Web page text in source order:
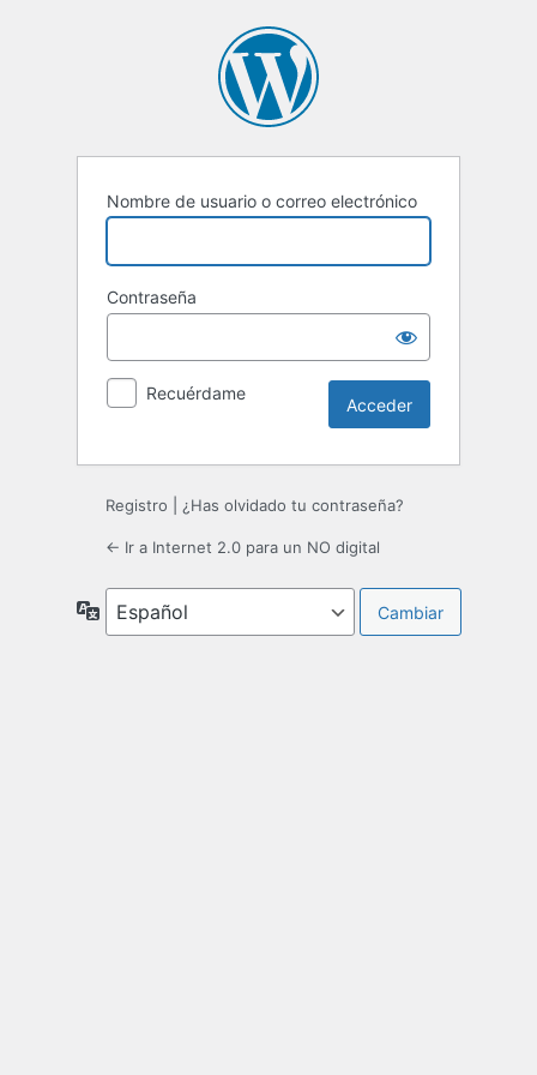
Nombre de usuario o correo electrónico
Contraseña
Recuérdame
Registro ¿Has olvidado tu contraseña?
← Ir a Internet 2.0 para un NO digital
Idioma